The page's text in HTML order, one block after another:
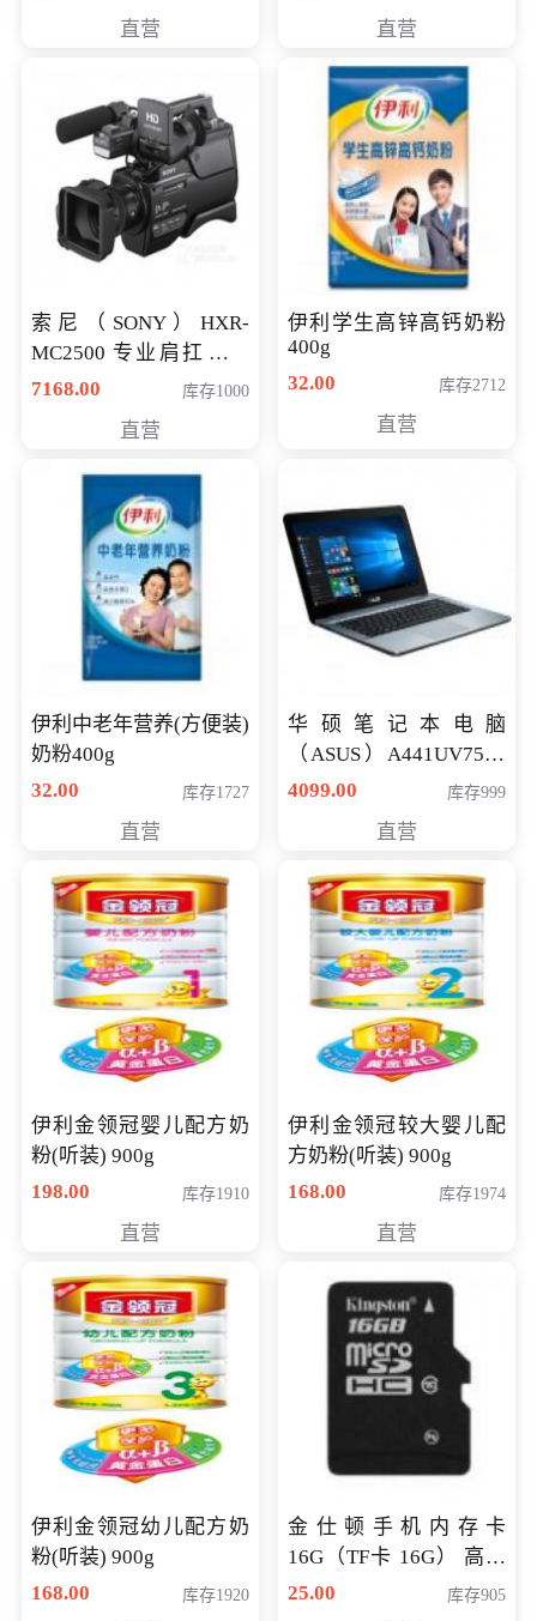
直营 直营
索尼（SONY）HXR-
MC2500 专业肩扛式存
储卡全高清摄录一体机
清入门级摄像机
7168.00 库存1000
直营
伊利学生高锌高钙奶粉
400g
32.00
库存2712
直营
伊利中老年营养(方便装)
奶粉400g
32.00
库存1727
直营
华硕笔记本电脑
（ASUS）A441UV7500
顽石（7代i7-7500U 4G
4099.00 库存999
直营
伊利金领冠婴儿配方奶
粉(听装) 900g
198.00
库存1910
直营
伊利金领冠较大婴儿配
方奶粉(听装) 900g
168.00
库存1974
直营
伊利金领冠幼儿配方奶
粉(听装) 900g
168.00
库存1920
金仕顿手机内存卡
16G（TF卡 16G） 高速
卡 CLASS 10
25.00 库存905